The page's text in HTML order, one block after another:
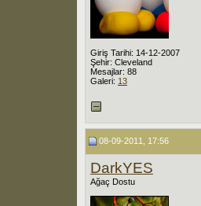
Giriş Tarihi: 14-12-2007
Şehir: Cleveland
Mesajlar: 88
Galeri: 13
08-09-2011, 17:56
DarkYES
Ağaç Dostu